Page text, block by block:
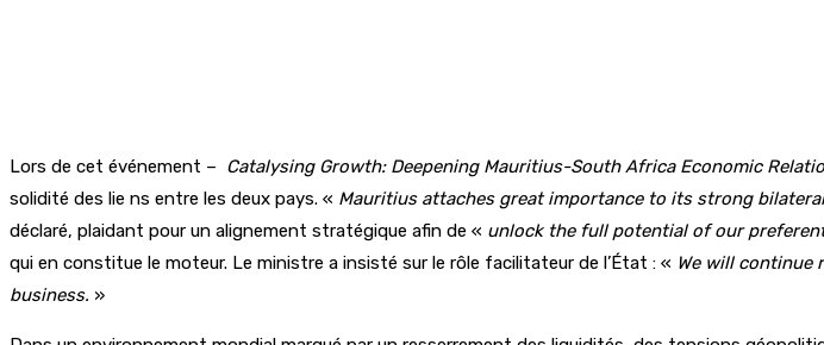
Lors de cet événement – Catalysing Growth: Deepening Mauritius-South Africa Economic
solidité des lie ns entre les deux pays. « Mauritius attaches great importance to its strong
déclaré, plaidant pour un alignement stratégique afin de « unlock the full potential of our
qui en constitue le moteur. Le ministre a insisté sur le rôle facilitateur de l’État : « We will continue
business. »